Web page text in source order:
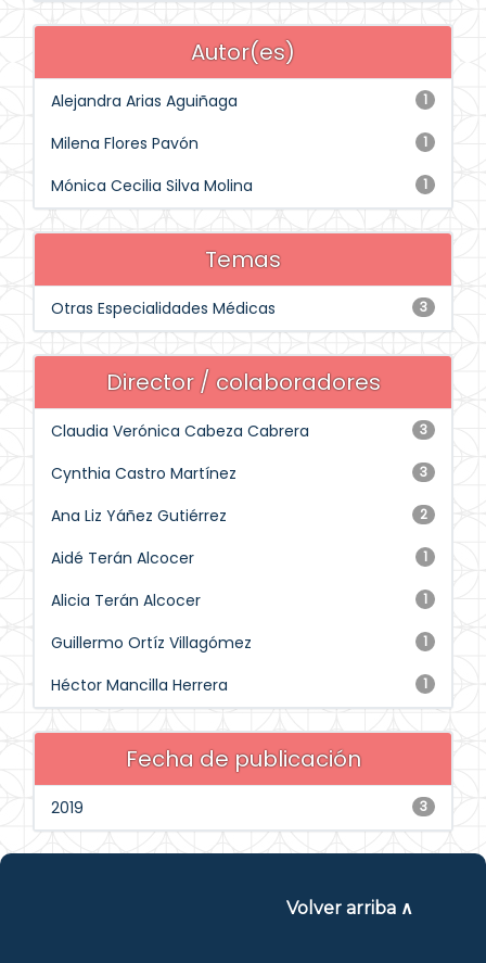
Autor(es)
1
Alejandra Arias Aguiñaga
1
Milena Flores Pavón
1
Mónica Cecilia Silva Molina
Temas
3
Otras Especialidades Médicas
Director / colaboradores
3
Claudia Verónica Cabeza Cabrera
3
Cynthia Castro Martínez
2
Ana Liz Yáñez Gutiérrez
1
Aidé Terán Alcocer
1
Alicia Terán Alcocer
1
Guillermo Ortíz Villagómez
1
Héctor Mancilla Herrera
Fecha de publicación
3
2019
Volver arriba ∧